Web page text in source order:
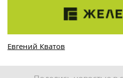
Евгений Кватов